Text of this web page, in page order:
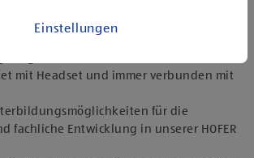
mit Headset und immer verbunden mit
für die
fachliche Entwicklung in unserer HOFER
Einstellungen